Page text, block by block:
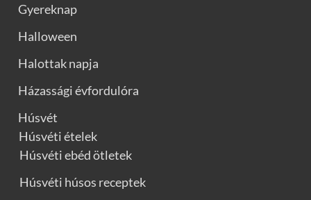
Gyereknap
Halloween
Halottak napja
Házassági évfordulóra
Húsvét
Húsvéti ételek
Húsvéti ebéd ötletek
Húsvéti húsos receptek